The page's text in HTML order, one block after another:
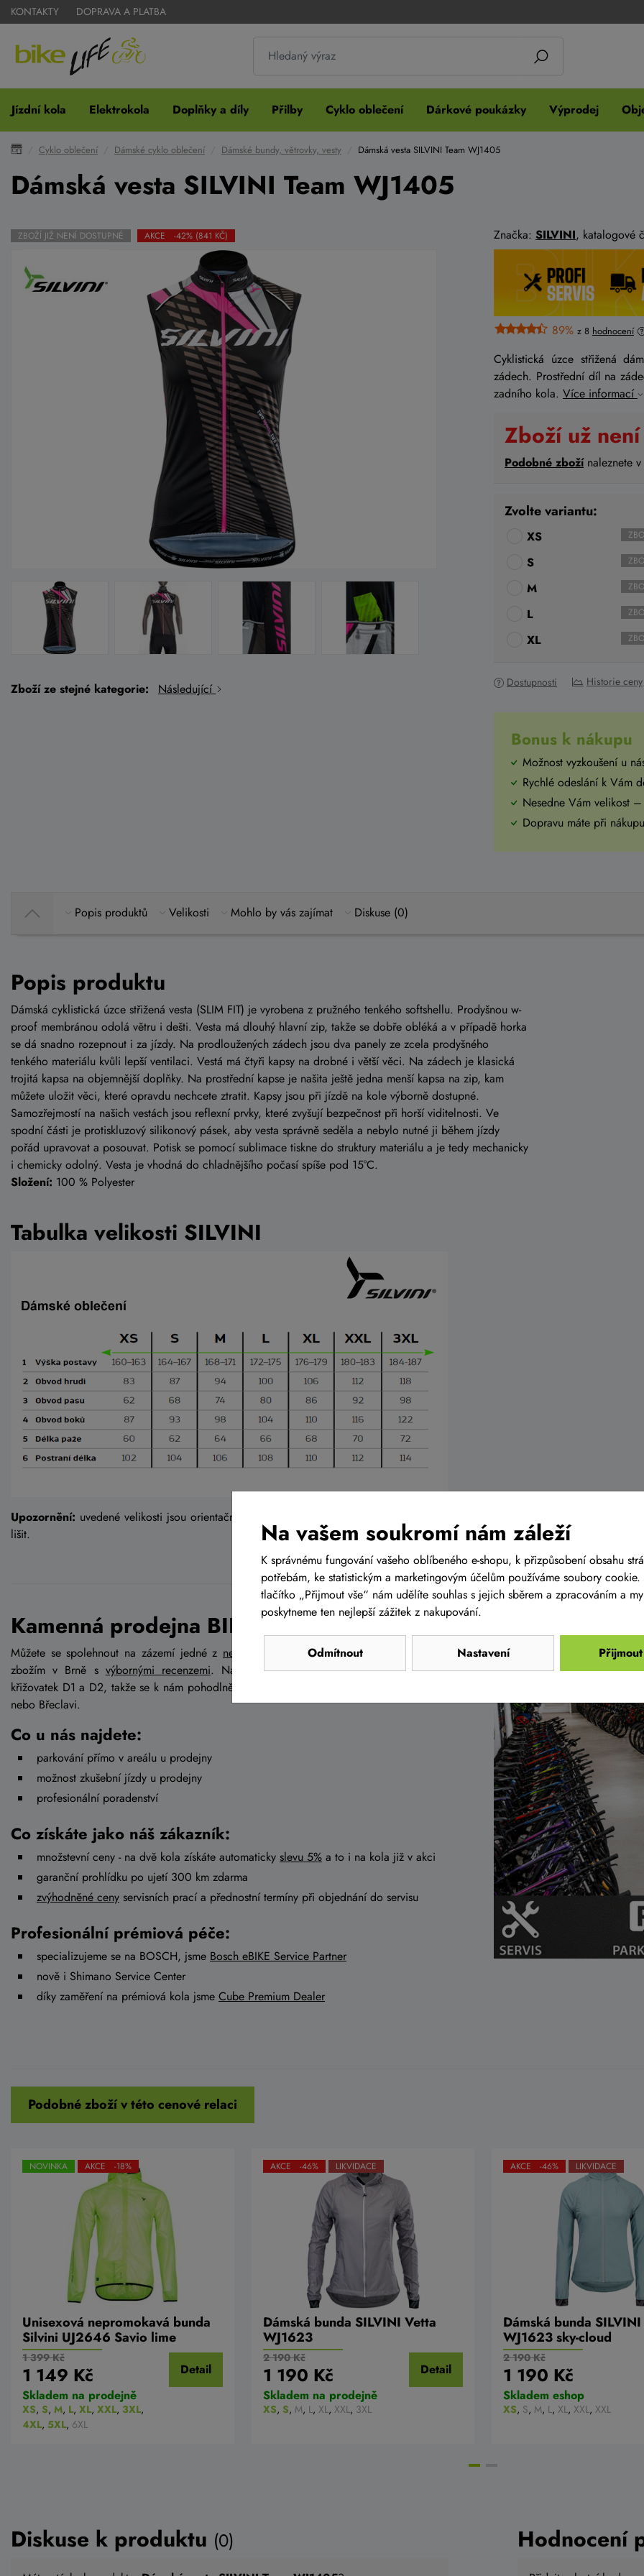
KONTAKTY DOPRAVA A PLATBA
Jízdní kola Elektrokola Doplňky a díly Přilby Cyklo oblečení Dárkové poukázky Výprodej
Cyklo oblečení Dámské cyklo oblečení Dámské bundy, větrovky, vesty Dámská vesta SILVINI Team WJ1405
Dámská vesta SILVINI Team WJ1405
ZBOŽÍ JIŽ NENÍ DOSTUPNÉ AKCE -42% (841 KČ)
Zboží ze stejné kategorie: Následující
Značka: SILVINI, katalogové
89% z 8 hodnocení
Cyklistická úzce střižená
zádech. Prostřední díl na
zadního kola. Více informací
Zboží už
Podobné zbožínaleznete
Zvolte variantu:
XS
S
M
L
XL
Dostupnosti Historie ceny
Bonus k nákupu
Možnost vyzkoušení u
Rychlé odeslání k Vám
Nesedne Vám velikost
Dopravu máte při
Popis produktů Velikosti Mohlo by vás zajímat Diskuse (0)
Popis produktu
Dámská cyklistická úzce střižená vesta (SLIM FIT) je vyrobena z pružného tenkého softshellu. Prodyšnou w-
proof membránou odolá větru i dešti. Vesta má dlouhý hlavní zip, takže se dobře obléká a v případě horka
se dá snadno rozepnout i za jízdy. Na prodloužených zádech jsou dva panely ze zcela prodyšného
tenkého materiálu kvůli lepší ventilaci. Vestá má čtyři kapsy na drobné i větší věci. Na zádech je klasická
trojitá kapsa na objemnější doplňky. Na prostřední kapse je našita ještě jedna menší kapsa na zip, kam
můžete uložit věci, které opravdu nechcete ztratit. Kapsy jsou při jízdě na kole výborně dostupné.
Samozřejmostí na našich vestách jsou reflexní prvky, které zvyšují bezpečnost při horší viditelnosti. Ve
spodní části je protiskluzový silikonový pásek, aby vesta správně seděla a nebylo nutné ji během jízdy
pořád upravovat a posouvat. Potisk se pomocí sublimace tiskne do struktury materiálu a je tedy mechanicky
i chemicky odolný. Vesta je vhodná do chladnějšího počasí spíše pod 15°C.
Složení: 100 % Polyester
Tabulka velikosti SILVINI
Upozornění: uvedené velikosti jsou orientační a s ohledem na konkretní postavu se může vhodná velikost
lišit.
Kamenná prodejna BIKE-LIFE.CZ
Můžete se spolehnout na zázemí jedné z největších kamenných prodejen
zbožím v Brně s výbornými recenzemi. Najdete nás v Brně Tuřanech, nedaleko od
křižovatek D1 a D2, takže se k nám pohodlně dostanete jak od Prahy, tak i od Olomouce
nebo Břeclavi.
Co u nás najdete:
parkování přímo v areálu u prodejny
možnost zkušební jízdy u prodejny
profesionální poradenství
Co získáte jako náš zákazník:
množstevní ceny - na dvě kola získáte automaticky slevu 5% a to i na kola již v akci
garanční prohlídku po ujetí 300 km zdarma
zvýhodněné ceny servisních prací a přednostní termíny při objednání do servisu
Profesionální prémiová péče:
specializujeme se na BOSCH, jsme Bosch eBIKE Service Partner
nově i Shimano Service Center
díky zaměření na prémiová kola jsme Cube Premium Dealer
Podobné zboží v této cenové relaci
Unisexová nepromokavá bunda
Silvini UJ2646 Savio lime
NOVINKA AKCE -18%
1 399 Kč
1 149 Kč
Skladem na prodejně
XS, S, M, L, XL, XXL, 3XL,
4XL, 5XL, 6XL
Detail
Dámská bunda SILVINI Vetta
WJ1623
AKCE -46% LIKVIDACE
2 190 Kč
1 190 Kč
Skladem na prodejně
XS, S, M, L, XL, XXL, 3XL
Detail
Dámská bunda
WJ1623 sky-cloud
AKCE -46% LIKVIDACE
2 190 Kč
1 190 Kč
Skladem eshop
XS, S, M, L, XL, XXL, XXL
Diskuse k produktu (0) Hodnocení
Na vašem soukromí nám záleží
K správnému fungování vašeho oblíbeného e-shopu, k přizpůsobení obsahu
potřebám, ke statistickým a marketingovým účelům používáme soubory
tlačítko „Přijmout vše“ nám udělíte souhlas s jejich sběrem a zpracováním a
poskytneme ten nejlepší zážitek z nakupování.
Odmítnout Nastavení